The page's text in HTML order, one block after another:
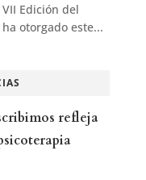
Edición del
ha otorgado este...
refleja